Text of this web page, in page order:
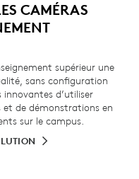
CAMÉRAS
supérieur une
sans configuration
innovantes d’utiliser
de démonstrations en
sur le campus.